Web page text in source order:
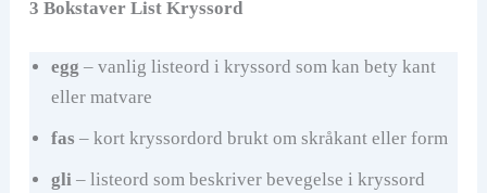
3 Bokstaver List Kryssord
egg – vanlig listeord i kryssord som kan bety kant
eller matvare
fas – kort kryssordord brukt om skråkant eller form
gli– listeord som beskriver bevegelse i kryssord